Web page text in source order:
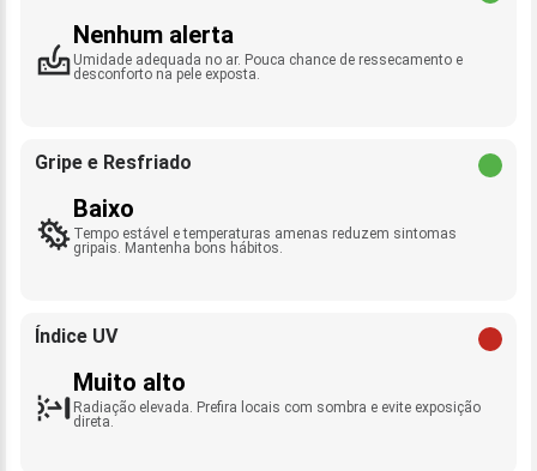
Nenhum alerta
Umidade adequada no ar. Pouca chance de ressecamento e
desconforto na pele exposta.
Gripe e Resfriado
Baixo
Tempo estável e temperaturas amenas reduzem sintomas
gripais. Mantenha bons hábitos.
Índice UV
Muito alto
Radiação elevada. Prefira locais com sombra e evite exposição
direta.